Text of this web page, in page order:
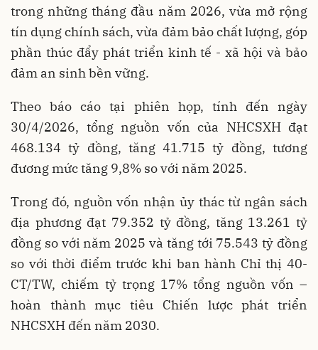
trong những tháng đầu năm 2026, vừa mở rộng
tín dụng chính sách, vừa đảm bảo chất lượng, góp
phần thúc đẩy phát triển kinh tế - xã hội và bảo
đảm an sinh bền vững.
Theo báo cáo tại phiên họp, tính đến ngày
30/4/2026, tổng nguồn vốn của NHCSXH đạt
468.134 tỷ đồng, tăng 41.715 tỷ đồng, tương
đương mức tăng 9,8% so với năm 2025.
Trong đó, nguồn vốn nhận ủy thác từ ngân sách
địa phương đạt 79.352 tỷ đồng, tăng 13.261 tỷ
đồng so với năm 2025 và tăng tới 75.543 tỷ đồng
so với thời điểm trước khi ban hành Chỉ thị 40-
CT/TW, chiếm tỷ trọng 17% tổng nguồn vốn –
hoàn thành mục tiêu Chiến lược phát triển
NHCSXH đến năm 2030.